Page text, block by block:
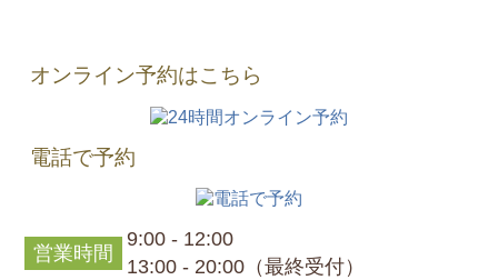
オンライン予約はこちら
電話で予約
営業時間
9:00 - 12:00
13:00 - 20:00（最終受付）